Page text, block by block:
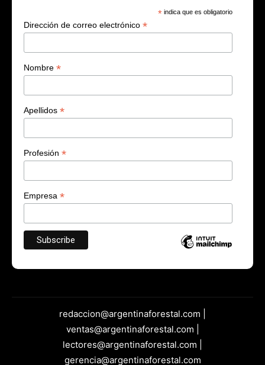
* indica que es obligatorio
Dirección de correo electrónico *
Nombre *
Apellidos *
Profesión *
Empresa *
redaccion@argentinaforestal.com |
ventas@argentinaforestal.com |
lectores@argentinaforestal.com |
gerencia@argentinaforestal.com